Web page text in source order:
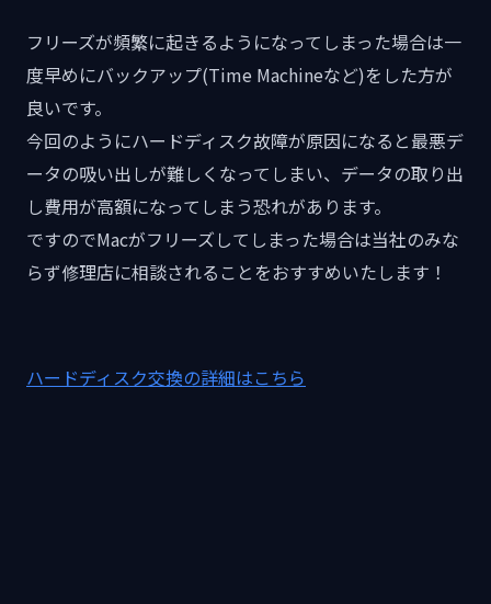
フリーズが頻繁に起きるようになってしまった場合は一
度早めにバックアップ(Time Machineなど)をした方が
良いです。
今回のようにハードディスク故障が原因になると最悪デ
ータの吸い出しが難しくなってしまい、データの取り出
し費用が高額になってしまう恐れがあります。
ですのでMacがフリーズしてしまった場合は当社のみな
らず修理店に相談されることをおすすめいたします！
ハードディスク交換の詳細はこちら